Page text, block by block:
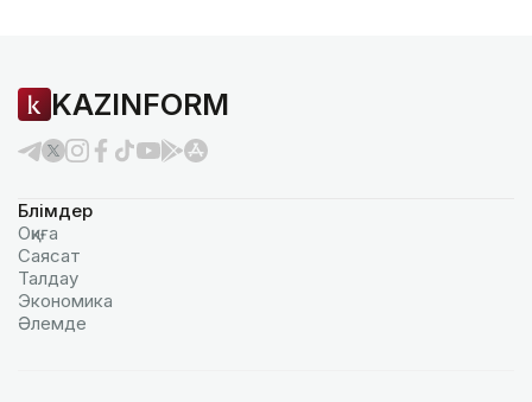
KAZINFORM
Бөлімдер
Оқиға
Саясат
Талдау
Экономика
Әлемде